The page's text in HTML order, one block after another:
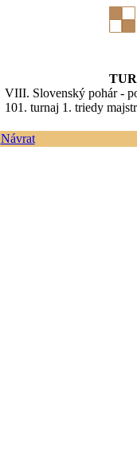
VIII. Slovenský pohár -
101. turnaj 1. triedy
Návrat